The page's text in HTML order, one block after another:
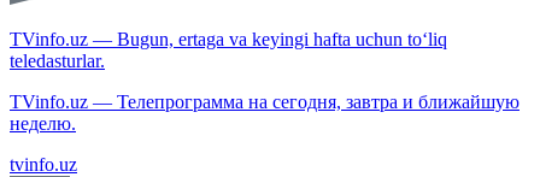
TVinfo.uz — Bugun, ertaga va keyingi hafta uchun to‘liq
teledasturlar.
TVinfo.uz — Телепрограмма на сегодня, завтра и ближайшую
неделю.
tvinfo.uz